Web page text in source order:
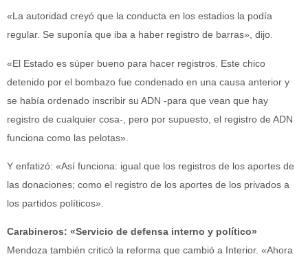
«La autoridad creyó que la conducta en los estadios la podía
regular. Se suponía que iba a haber registro de barras», dijo.
«El Estado es súper bueno para hacer registros. Este chico
detenido por el bombazo fue condenado en una causa anterior y
se había ordenado inscribir su ADN -para que vean que hay
registro de cualquier cosa-, pero por supuesto, el registro de ADN
funciona como las pelotas».
Y enfatizó: «Así funciona: igual que los registros de los aportes de
las donaciones; como el registro de los aportes de los privados a
los partidos políticos».
Carabineros: «Servicio de defensa interno y político»
Mendoza también criticó la reforma que cambió a Interior. «Ahora